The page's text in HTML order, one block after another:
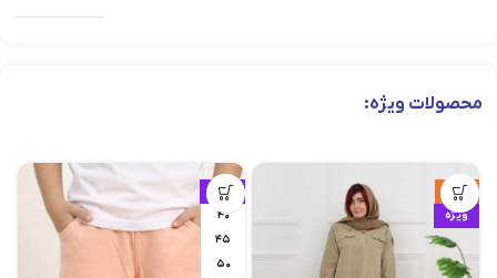
محصولات ویژه:
حراج
ویژه
ویژه
۴۰
۴۵
۵۰